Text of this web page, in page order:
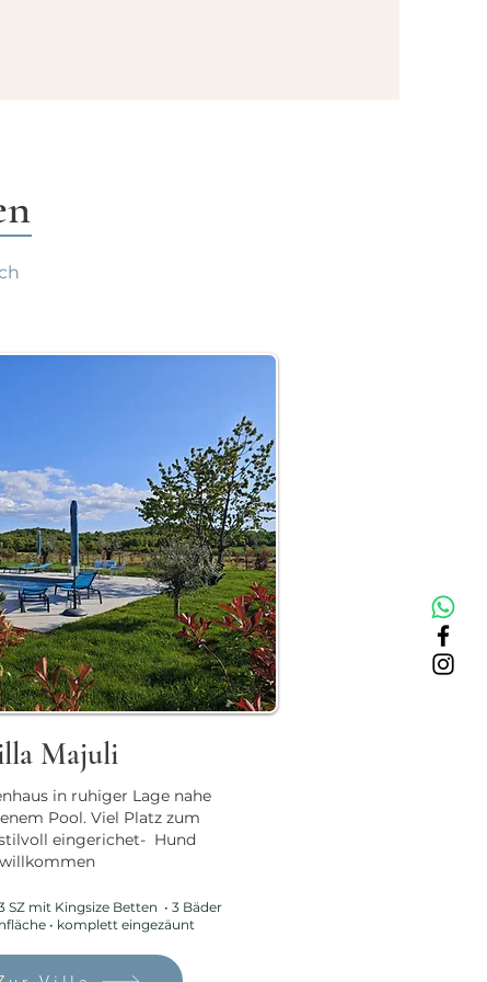
Majuli
in ruhiger Lage nahe
Pool. Viel Platz zum
eingerichet- Hund
willkommen
SZ mit Kingsize Betten • 3 Bäder
• komplett eingezäunt